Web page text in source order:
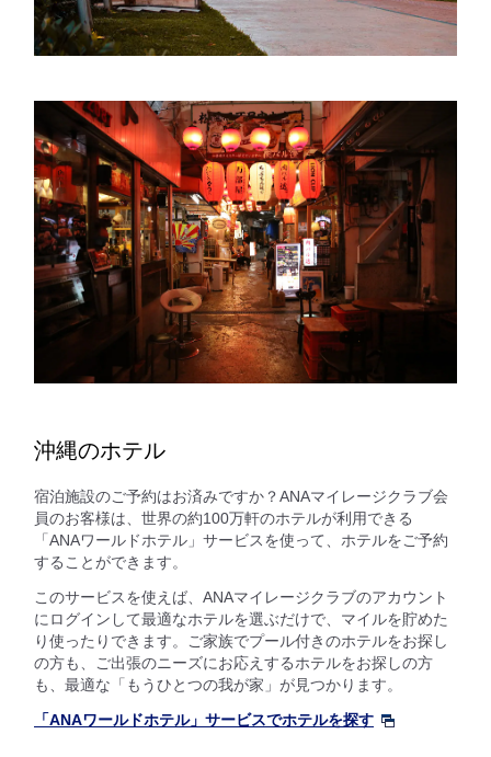
沖縄のホテル
宿泊施設のご予約はお済みですか？ANAマイレージクラブ会
員のお客様は、世界の約100万軒のホテルが利用できる
「ANAワールドホテル」サービスを使って、ホテルをご予約
することができます。
このサービスを使えば、ANAマイレージクラブのアカウント
にログインして最適なホテルを選ぶだけで、マイルを貯めた
り使ったりできます。ご家族でプール付きのホテルをお探し
の方も、ご出張のニーズにお応えするホテルをお探しの方
も、最適な「もうひとつの我が家」が見つかります。
「ANAワールドホテル」サービスでホテルを探す